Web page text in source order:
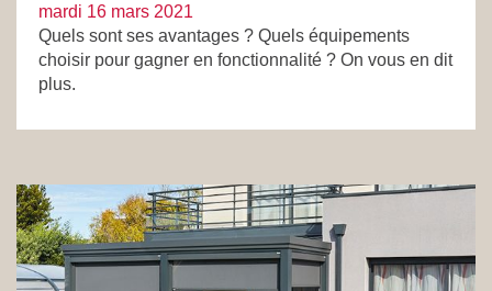
mardi 16 mars 2021
Quels sont ses avantages ? Quels équipements
choisir pour gagner en fonctionnalité ? On vous en dit
plus.